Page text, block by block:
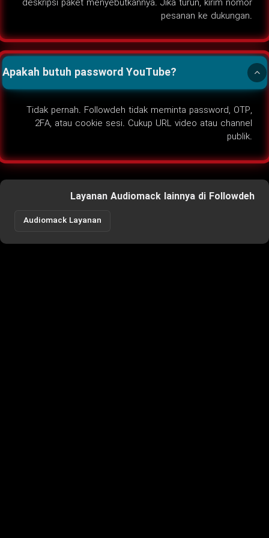
pesanan ke dukungan.
Apakah butuh password YouTube?
Tidak pernah. Followdeh tidak meminta password, OTP,
2FA, atau cookie sesi. Cukup URL video atau channel
publik.
Layanan Audiomack lainnya di Followdeh
Audiomack Layanan